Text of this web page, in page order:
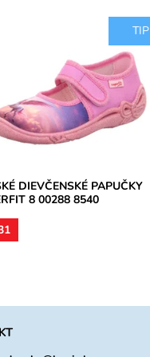
TIP
papučky, materiál textil,
podrážky kvôli
chodidla, model
obuvi je vhodný...
Skladom
Superfit
2 roky
DIEVČENSKÉ PAPUČKY
8 00288 8540